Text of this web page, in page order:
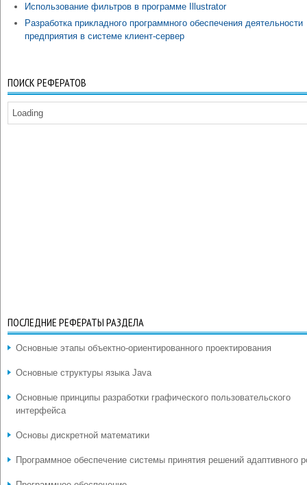
Использование фильтров в программе Illustrator
Разработка прикладного программного обеспечения деятельности
предприятия в системе клиент-сервер
ПОИСК РЕФЕРАТОВ
Loading
ПОСЛЕДНИЕ РЕФЕРАТЫ РАЗДЕЛА
Основные этапы объектно-ориентированного проектирования
Основные структуры языка Java
Основные принципы разработки графического пользовательского
интерфейса
Основы дискретной математики
Программное обеспечение системы принятия решений адаптивного